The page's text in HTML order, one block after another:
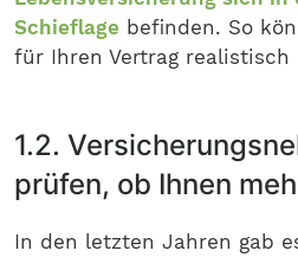
Schieflage befinden. So
für Ihren Vertrag realistisch
1.2.
prüfen, ob Ihnen
In den letzten Jahren gab